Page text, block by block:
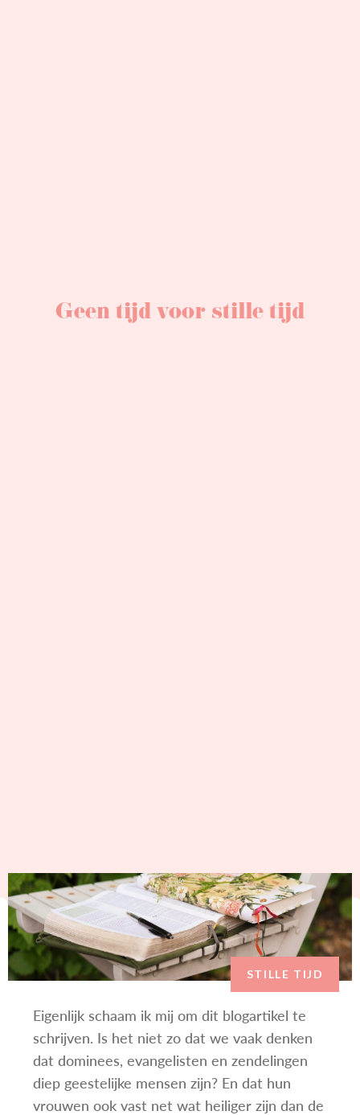
Geen tijd voor stille tijd
STILLE TIJD
Eigenlijk schaam ik mij om dit blogartikel te
schrijven. Is het niet zo dat we vaak denken
dat dominees, evangelisten en zendelingen
diep geestelijke mensen zijn? En dat hun
vrouwen ook vast net wat heiliger zijn dan de